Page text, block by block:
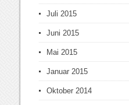
Juli 2015
Juni 2015
Mai 2015
Januar 2015
Oktober 2014